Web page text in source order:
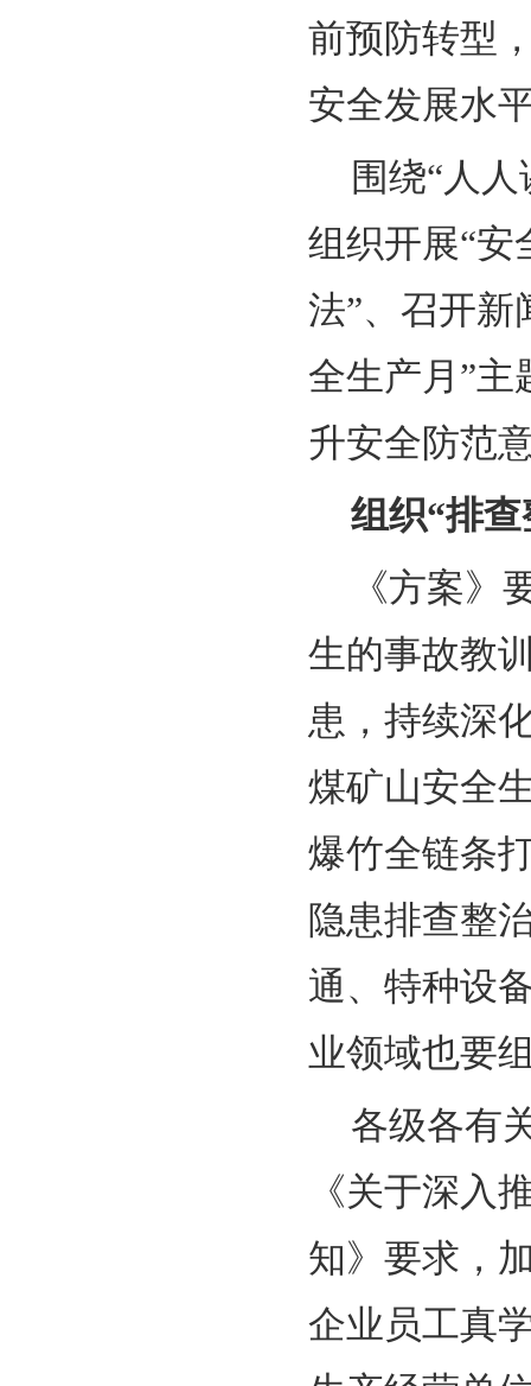
前预防转型
安全发展水
围绕“人
组织开展“安
法”、召开新
全生产月”
升安全防范
组织“排
《方案
生的事故教
患，持续深
煤矿山安全
爆竹全链条
隐患排查整
通、特种设
业领域也要
各级各有
《关于深入
知》要求，
企业员工真